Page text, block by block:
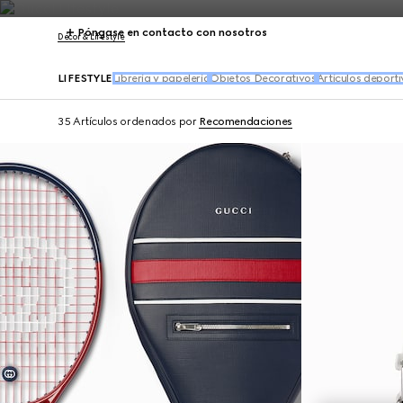
Póngase en contacto con nosotros
Décor & Lifestyle
LIFESTYLE Librería y papelería Objetos Decorativos Artículos
35 Artículos ordenados por Recomendaciones